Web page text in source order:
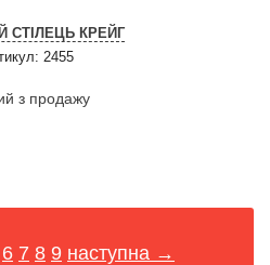
СТІЛЕЦЬ КРЕЙГ
2455
з продажу
6 7 8 9 наступна →